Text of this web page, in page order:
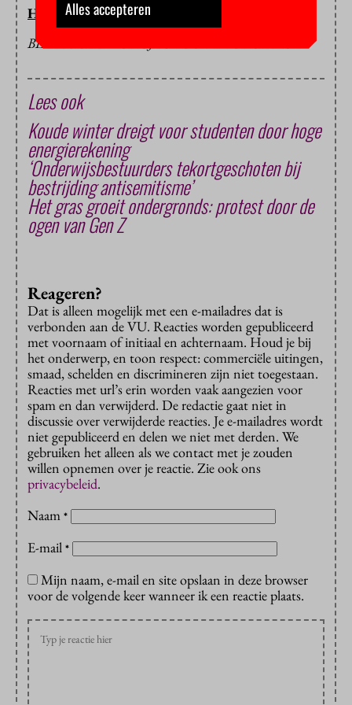
HOP/HC
BEELD: CLEM ONOJEGHUO VIA UNSPLASH
Lees ook
Koude winter dreigt voor studenten door hoge
energierekening
‘Onderwijsbestuurders tekortgeschoten bij
bestrijding antisemitisme’
Het gras groeit ondergronds: protest door de
ogen van Gen Z
Reageren?
Dat is alleen mogelijk met een e-mailadres dat is
verbonden aan de VU. Reacties worden gepubliceerd
met voornaam of initiaal en achternaam. Houd je bij
het onderwerp, en toon respect: commerciële uitingen,
smaad, schelden en discrimineren zijn niet toegestaan.
Reacties met url’s erin worden vaak aangezien voor
spam en dan verwijderd. De redactie gaat niet in
discussie over verwijderde reacties. Je e-mailadres wordt
niet gepubliceerd en delen we niet met derden. We
gebruiken het alleen als we contact met je zouden
willen opnemen over je reactie. Zie ook ons
privacybeleid.
Naam *
E-mail *
Mijn naam, e-mail en site opslaan in deze browser
voor de volgende keer wanneer ik een reactie plaats.
Alles accepteren